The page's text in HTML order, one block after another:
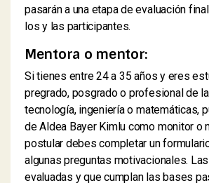
pasarán a una etapa de evaluación
los y las participantes.
Mentora o mentor:
Si tienes entre 24 a 35 años y eres
pregrado, posgrado o profesional de
tecnología, ingeniería o matemáticas,
de Aldea Bayer Kimlu como monitor
postular debes completar un
algunas preguntas motivacionales.
evaluadas y que cumplan las bases